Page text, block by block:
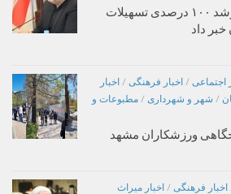
فرماندار تربت‌حیدریه از رشد ۱۰۰ درصدی تسهیلات
داد
اجتماعی / اخبار فرهنگی / اخبار
/ شهر و شهرداری / مطبوعات و
ورزشکاران مشهد
اخبار فرهنگی / اخبار میراث